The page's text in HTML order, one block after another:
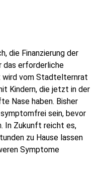
die Finanzierung der
das erforderliche
wird vom Stadtelternrat
Kindern, die jetzt in der
Nase haben. Bisher
sein, bevor
In Zukunft reicht es,
zu Hause lassen
Symptome